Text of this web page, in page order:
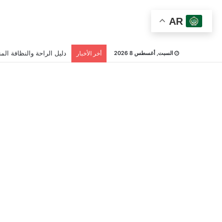
السبت, أغسطس 8 2026 أخر الأخبار دليل الراحة والنظافة
AR